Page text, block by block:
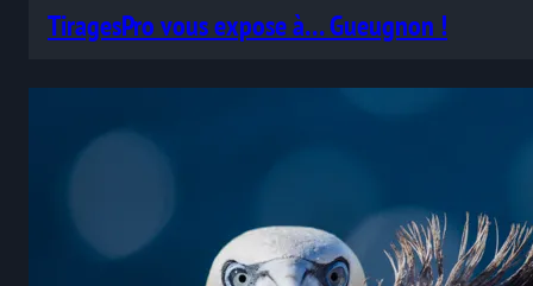
TiragesPro vous expose à… Gueugnon !